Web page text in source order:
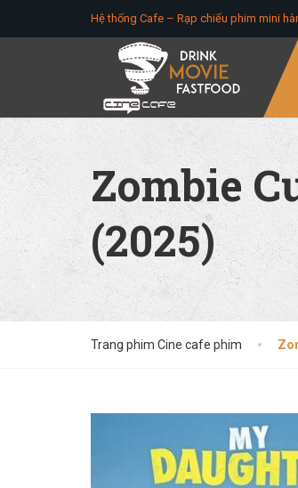
Hệ thống Cafe – Rạp chiếu phim mini
Zombie
(2025)
Trang phim Cine cafe phim